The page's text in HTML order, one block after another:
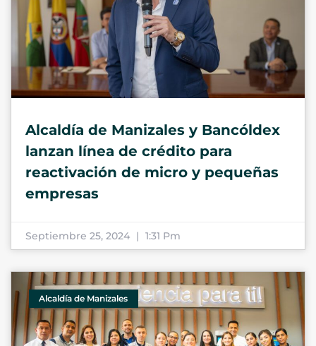
Alcaldía de Manizales y Bancóldex
lanzan línea de crédito para
reactivación de micro y pequeñas
empresas
Septiembre 25, 2024 1:31 Pm
Alcaldía de Manizales